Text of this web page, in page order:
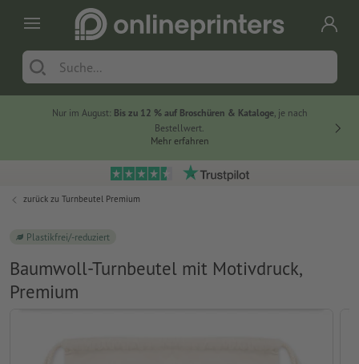
Nur im August: Bis zu 12 % auf Broschüren & Kataloge, je nach
Bestellwert.
Mehr erfahren
zurück zu Turnbeutel Premium
Plastikfrei/-reduziert
Baumwoll-Turnbeutel mit Motivdruck,
Premium